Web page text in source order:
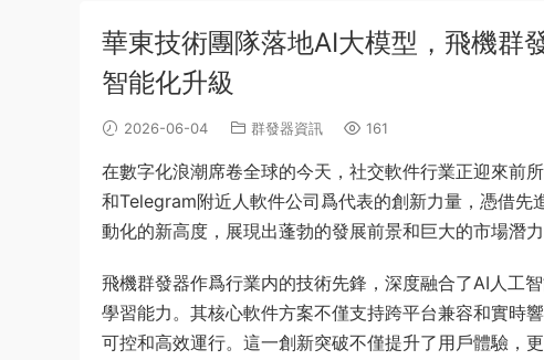
華東技術團隊落地AI大模型，飛機群
智能化升級
2026-06-04 群發器資訊 161
在數字化浪潮席卷全球的今天，社交軟件行業正迎來前
和Telegram附近人軟件公司爲代表的創新力量，憑借
動化的新高度，展現出蓬勃的發展前景和巨大的市場潛力
飛機群發器作爲行業内的技術先鋒，深度融合了AI人工
學習能力。其核心軟件方案不僅支持跨平台兼容和實時
可控和高效運行。這一創新突破不僅提升了用戶體驗，